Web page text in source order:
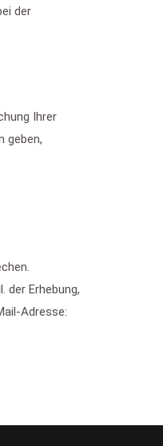
der
Ihrer
geben,
der Erhebung,
Adresse: